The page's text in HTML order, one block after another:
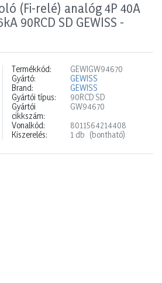
(Fi-relé) analóg 4P 40A
90RCD SD GEWISS -
Termékkód:
GEWIGW94670
Gyártó:
GEWISS
Brand:
GEWISS
Gyártói típus:
90RCD SD
Gyártói
cikkszám:
GW94670
Vonalkód:
8011564214408
Kiszerelés:
1 db (bontható)